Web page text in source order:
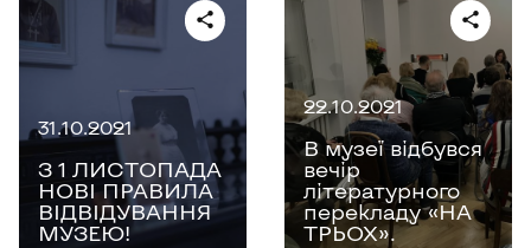
31.10.2021
З 1 ЛИСТОПАДА
НОВІ ПРАВИЛА
ВІДВІДУВАННЯ
МУЗЕЮ!
22.10.2021
В музеї відбувся
вечір
літературного
перекладу «НА
ТРЬОХ».